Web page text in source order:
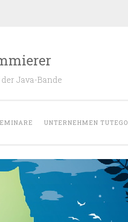
Java-Bande
UNTERNEHMEN TUTEGO